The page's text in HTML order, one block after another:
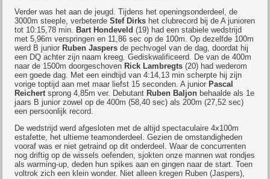
Verder was het aan de jeugd. Tijdens het openingsonderdeel, de
3000m steeple, verbeterdeStef Dirks het clubrecord bij de A junioren
tot 10:15,78 min. Bart Hondeveld (19) had een stabiele wedstrijd
met 5,96m verspringen en 11,86 sec op de 100m. Op dezelfde 100m
werd B junior Ruben Jaspers de pechvogel van de dag, doordat hij
een DQ achter zijn naam kreeg. Gediskwalificeerd. De van de 400m
naar de 1500m doorgeschoven Rick Lambregts (20) had wederom
een goede dag. Met een eindtijd van 4:14,13 min scherpte hij zijn
vorige toptijd aan met maar liefst 15 seconden. A junior Pascal
Reichertsprong 4,85m ver. Debutant Ruben Baljon behaalde als 1e
jaars B junior zowel op de 400m (58,40 sec) als 200m (27,52 sec)
een persoonlijk record.
De wedstrijd werd afgesloten met de altijd spectaculaire 4x100m
estafette, het ultieme teamonderdeel. Gezien de omstandigheden
vooraf was er niet getraind op dit onderdeel. Waar de concurrenten
nog driftig op de wissels oefenden, sjokten onze mannen wat rondjes
als warming-up, deden hun spikes aan en gingen naar de start. Toen
voltrok zich een klein wonder. Niet alleen kregen Ruben (Jaspers),